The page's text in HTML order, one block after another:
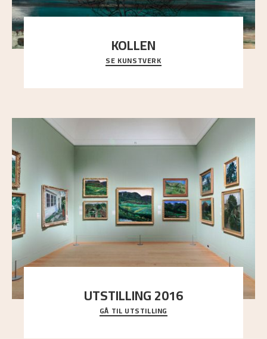
KOLLEN
Et ruvende fjell dominerer bildeflaten, og står i
sterk kontrast til det spinkle rognetreet ute
SE KUNSTVERK
UTSTILLING 2016
En komplett oversikt over Nikolai Astrups
utstillinger, fra debuten i 1900 og frem til i dag.
GÅ TIL UTSTILLING